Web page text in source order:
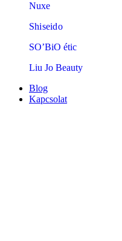
Nuxe
Shiseido
SO’BiO étic
Liu Jo Beauty
Blog
Kapcsolat